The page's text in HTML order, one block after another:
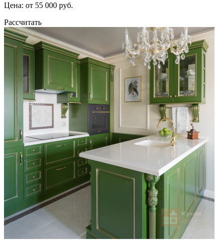
Цена: от 55 000 руб.
Рассчитать